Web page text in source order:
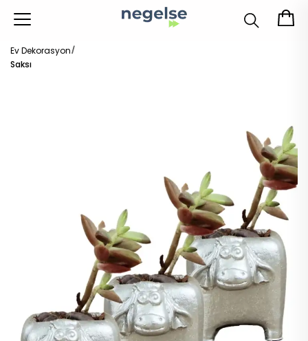
Ev Dekorasyon
Saksı